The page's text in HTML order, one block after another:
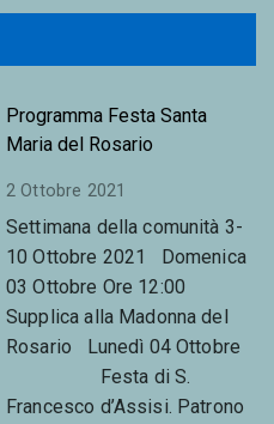
Programma Festa Santa
Maria del Rosario
2 Ottobre 2021
Settimana della comunità 3-
10 Ottobre 2021 Domenica
03 Ottobre Ore 12:00
Supplica alla Madonna del
Rosario Lunedì 04 Ottobre
Festa di S.
Francesco d’Assisi. Patrono